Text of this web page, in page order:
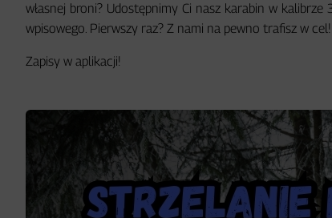
własnej broni? Udostępnimy Ci nasz karabin w
wpisowego. Pierwszy raz? Z nami na pewno trafisz w cel!
Zapisy w aplikacji!